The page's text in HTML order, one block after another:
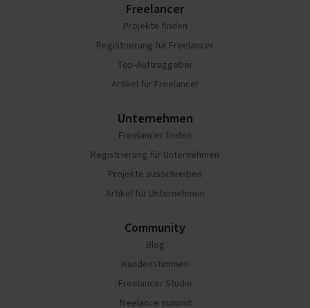
Freelancer
Projekte finden
Registrierung für Freelancer
Top-Auftraggeber
Artikel für Freelancer
Unternehmen
Freelancer finden
Registrierung für Unternehmen
Projekte ausschreiben
Artikel für Unternehmen
Community
Blog
Kundenstimmen
Freelancer Studie
freelance summit